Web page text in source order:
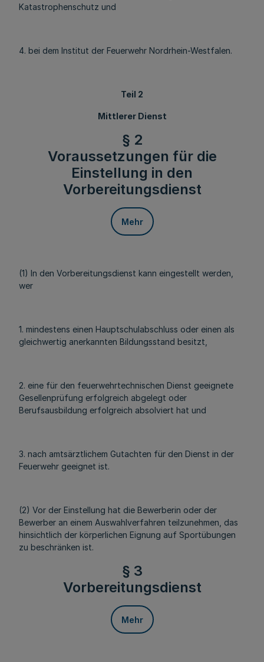
Katastrophenschutz und
4. bei dem Institut der Feuerwehr Nordrhein-Westfalen.
Teil 2
Mittlerer Dienst
§ 2
Voraussetzungen für die
Einstellung in den
Vorbereitungsdienst
Mehr
(1) In den Vorbereitungsdienst kann eingestellt werden,
wer
1. mindestens einen Hauptschulabschluss oder einen als
gleichwertig anerkannten Bildungsstand besitzt,
2. eine für den feuerwehrtechnischen Dienst geeignete
Gesellenprüfung erfolgreich abgelegt oder
Berufsausbildung erfolgreich absolviert hat und
3. nach amtsärztlichem Gutachten für den Dienst in der
Feuerwehr geeignet ist.
(2) Vor der Einstellung hat die Bewerberin oder der
Bewerber an einem Auswahlverfahren teilzunehmen, das
hinsichtlich der körperlichen Eignung auf Sportübungen
zu beschränken ist.
§ 3
Vorbereitungsdienst
Mehr